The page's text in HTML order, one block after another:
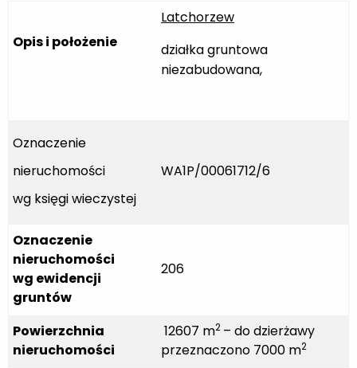
Opis i położenie
Latchorzew
działka gruntowa
niezabudowana,
Oznaczenie
nieruchomości
wg księgi wieczystej
WA1P/00061712/6
Oznaczenie
nieruchomości
wg ewidencji
gruntów
206
Powierzchnia
nieruchomości
12607 m2 – do dzierżawy
przeznaczono 7000 m2